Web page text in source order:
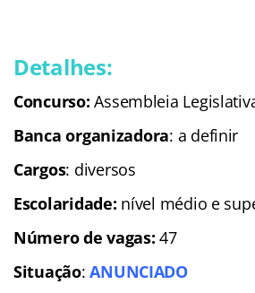
Detalhes:
Concurso:Assembleia
Banca organizadora: a definir
Cargos: diversos
Escolaridade: nível médio e
Número de vagas:47
Situação:ANUNCIADO